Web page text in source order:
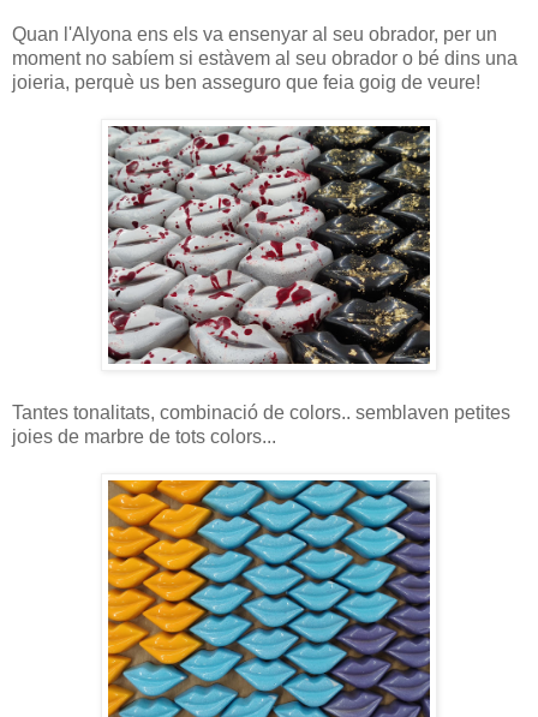
Quan l'Alyona ens els va ensenyar al seu obrador, per un
moment no sabíem si estàvem al seu obrador o bé dins una
joieria, perquè us ben asseguro que feia goig de veure!
Tantes tonalitats, combinació de colors.. semblaven petites
joies de marbre de tots colors...